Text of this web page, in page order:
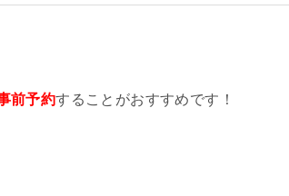
前予約することがおすすめです！